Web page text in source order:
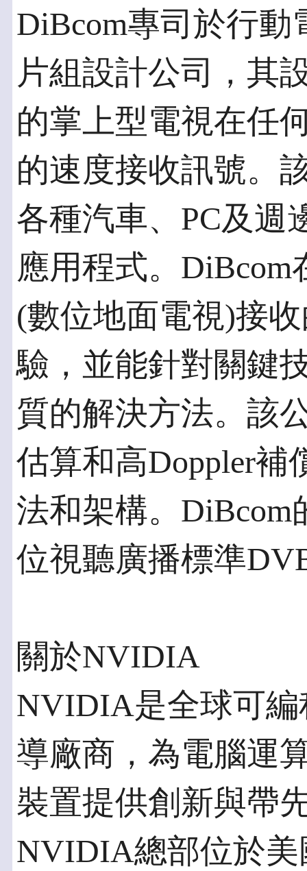
DiBcom專司於行
片組設計公司，其
的掌上型電視在任
的速度接收訊號。
各種汽車、PC及週
應用程式。
(數位地面電視)接
驗，並能針對關鍵
質的解決方法。該
估算和高Doppler補
法和架構。
位視聽廣播標準
關於NVIDIA
NVIDIA是全球可
導廠商，為電腦運
裝置提供創新與帶
NVIDIA總部位於美